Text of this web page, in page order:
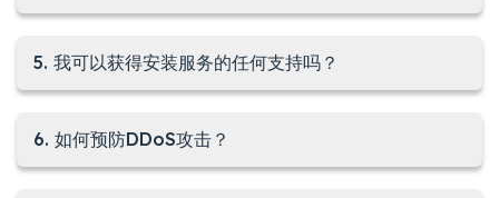
5. 我可以获得安装服务的任何支持吗？
6. 如何预防DDoS攻击？